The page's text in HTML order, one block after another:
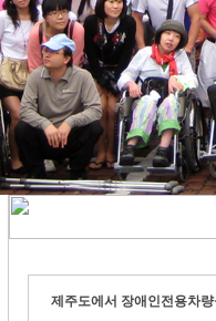
제주도에서 장애인전용차